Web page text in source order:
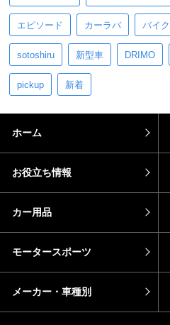
エピソード カーラバ バイク
sotoshiru 新型車 DRIMO
pickup 新着
ホーム
お役立ち情報
カー用品
モータースポーツ
メーカー・車種別